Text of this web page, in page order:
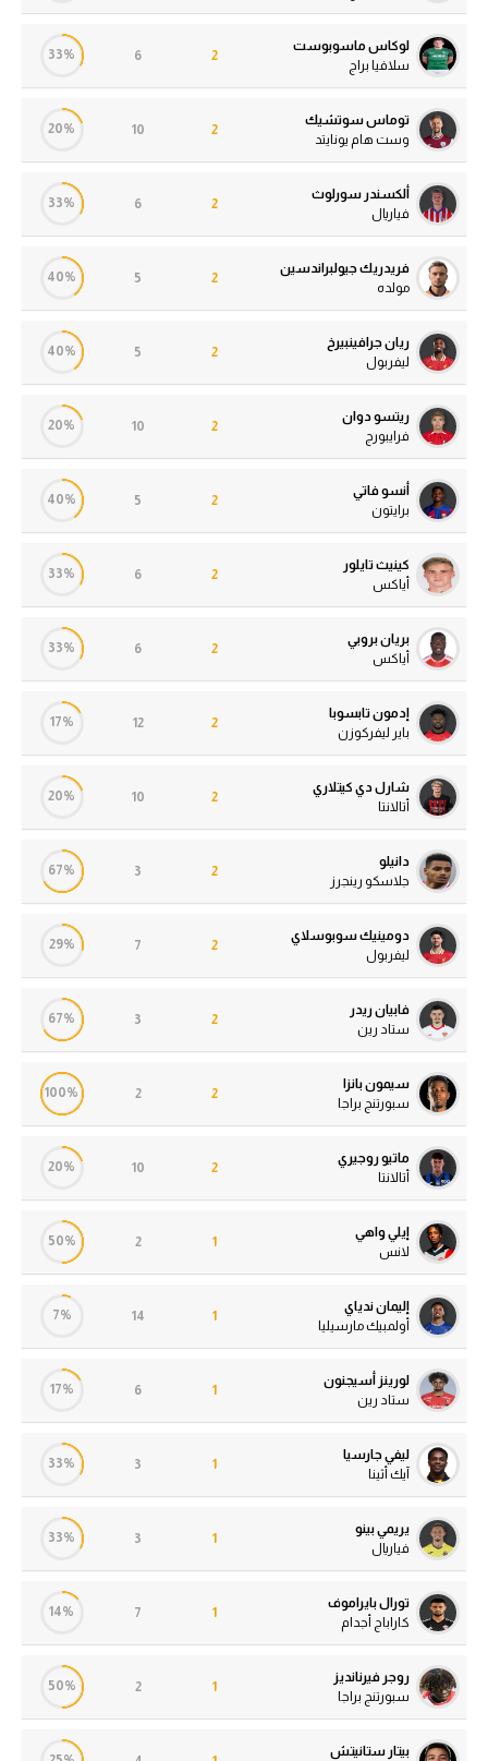
لوكاس ماسوبوست
سلافيا براج
2
6
33%
توماس سوتشيك
وست هام يونايتد
2
10
20%
ألكسندر سورلوث
فياريال
2
6
33%
فريدريك جيولبراندسين
مولده
2
5
40%
ريان جرافينبيرخ
ليفربول
2
5
40%
ريتسو دوان
فرايبورج
2
10
20%
أنسو فاتي
برايتون
2
5
40%
كينيث تايلور
أياكس
2
6
33%
بريان بروبي
أياكس
2
6
33%
إدمون تابسوبا
باير ليفركوزن
2
12
17%
شارل دي كيتلاري
أتالانتا
2
10
20%
دانيلو
جلاسكو رينجرز
2
3
67%
دومينيك سوبوسلاي
ليفربول
2
7
29%
فابيان ريدر
ستاد رين
2
3
67%
سيمون بانزا
سبورتنج براجا
2
2
100%
ماتيو روجيري
أتالانتا
2
10
20%
إيلي واهي
لانس
1
2
50%
إليمان ندياي
أولمبيك مارسيليا
1
14
7%
لورينز أسيجنون
ستاد رين
1
6
17%
ليفي جارسيا
آيك أثينا
1
3
33%
يريمي بينو
فياريال
1
3
33%
تورال بايراموف
كاراباج أجدام
1
7
14%
روجر فيرنانديز
سبورتنج براجا
1
2
50%
بيتار ستانيتش